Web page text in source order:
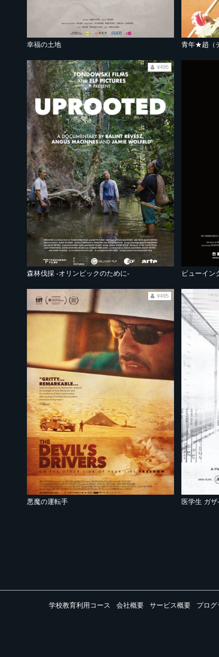
幸福の土地 青年★趙（
森林伐採 -オリンピックのために-
¥495
ビューイン
悪魔の運転手
¥495
医学生 ガ
学校教育利用コース 会社概要 サービス概要 プログ